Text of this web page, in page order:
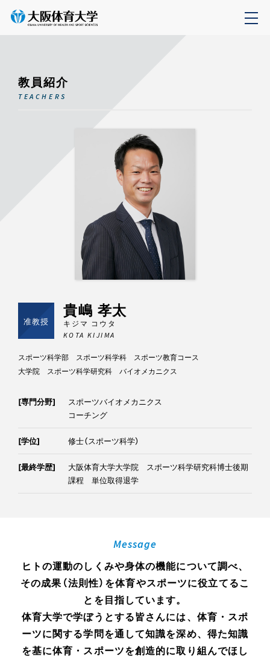
教員紹介
TEACHERS
准教授
貴嶋 孝太
キジマ コウタ
KOTA KIJIMA
スポーツ科学部 スポーツ科学科 スポーツ教育コース
大学院 スポーツ科学研究科 バイオメカニクス
[専門分野]
スポーツバイオメカニクス
コーチング
[学位] 修士（スポーツ科学）
[最終学歴]
大阪体育大学大学院 スポーツ科学研究科博士後期
課程 単位取得退学
Message
ヒトの運動のしくみや身体の機能について調べ、
その成果（法則性）を体育やスポーツに役立てるこ
とを目指しています。
体育大学で学ぼうとする皆さんには、体育・スポ
ーツに関する学問を通して知識を深め、得た知識
を基に体育・スポーツを創造的に取り組んでほし